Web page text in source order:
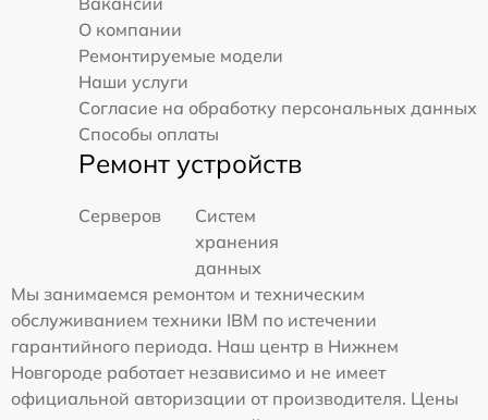
О компании
Ремонтируемые модели
Наши услуги
Согласие на обработку персональных данных
Способы оплаты
Ремонт устройств
Серверов
Систем
хранения
данных
Мы занимаемся ремонтом и техническим
обслуживанием техники IBM по истечении
гарантийного периода. Наш центр в Нижнем
Новгороде работает независимо и не имеет
официальной авторизации от производителя. Цены